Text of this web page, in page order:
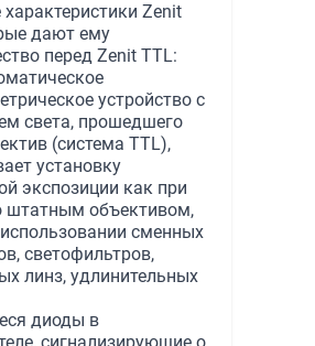
Zenit
дают ему
перед Zenit TTL:
устройство с
света, прошедшего
(система ТTL),
установку
экспозиции как при
штатным объективом,
сменных
светофильтров,
линз, удлинительных
диоды в